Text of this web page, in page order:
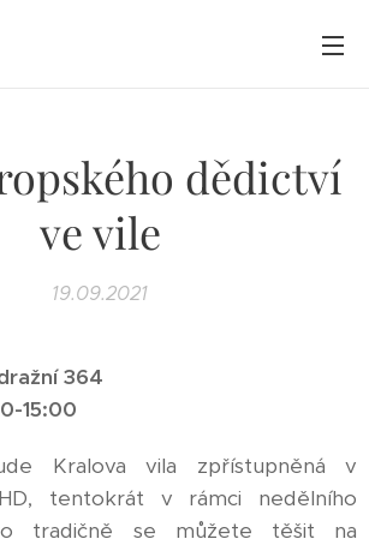
dědictví
ve vile
19.09.2021
364
15:00
Kralova vila zpřístupněná v
tentokrát v rámci nedělního
tradičně se můžete těšit na